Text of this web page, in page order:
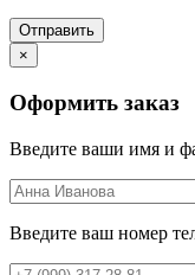
Отправить
×
Оформить заказ
Введите ваши имя и
Введите ваш номер